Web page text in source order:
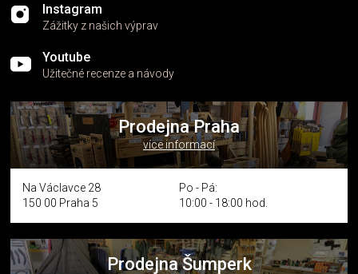
Instagram
Zážitky z našich výprav
Youtube
Užitečné recenze a návody
Prodejna Praha
více informací
Na Václavce 28
150 00 Praha 5
Po - Pá:
10:00 - 18:00 hod.
Prodejna Šumperk